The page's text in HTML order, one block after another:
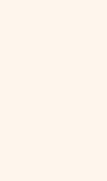
Im klassischen
einem Ringmaß
gestaltet, dass
und
abgestimmte
von dem
Fumo Robusto
moderne